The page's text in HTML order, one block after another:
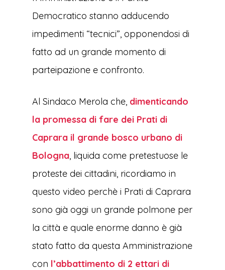
Democratico stanno adducendo
impedimenti “tecnici”, opponendosi di
fatto ad un grande momento di
parteipazione e confronto.
Al Sindaco Merola che, dimenticando
la promessa di fare dei Prati di
Caprara il grande bosco urbano di
Bologna, liquida come pretestuose le
proteste dei cittadini, ricordiamo in
questo video perchè i Prati di Caprara
sono già oggi un grande polmone per
la città e quale enorme danno è già
stato fatto da questa Amministrazione
con l’abbattimento di 2 ettari di